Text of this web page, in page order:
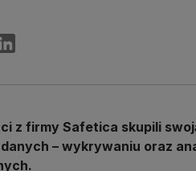
z firmy Safetica skupili
– wykrywaniu oraz